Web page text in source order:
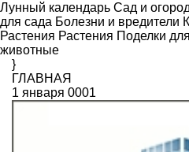
Лунный календарь Сад и огород
для сада Болезни и вредители
Растения Растения Поделки
животные
}
ГЛАВНАЯ
1 января 0001